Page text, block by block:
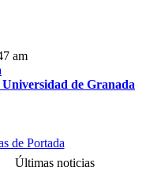
am
de Granada
de Portada
Últimas noticias